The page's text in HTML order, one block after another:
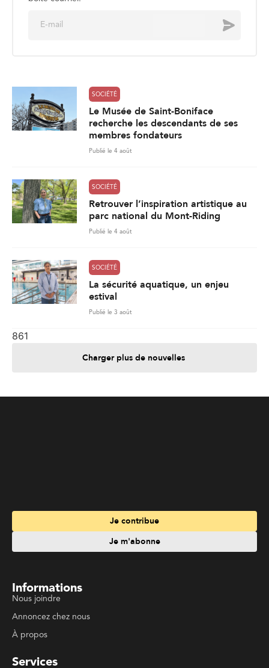
recherche les descendants de ses
SOCIÉTÉ
Retrouver l’inspiration artistique au
parc national du Mont-Riding
Publié le 4 août
La sécurité aquatique, un enjeu
estival
Publié le 3 août
Charger plus de nouvelles
Je contribue
Services
Suivez La Liberté
Code de conduite